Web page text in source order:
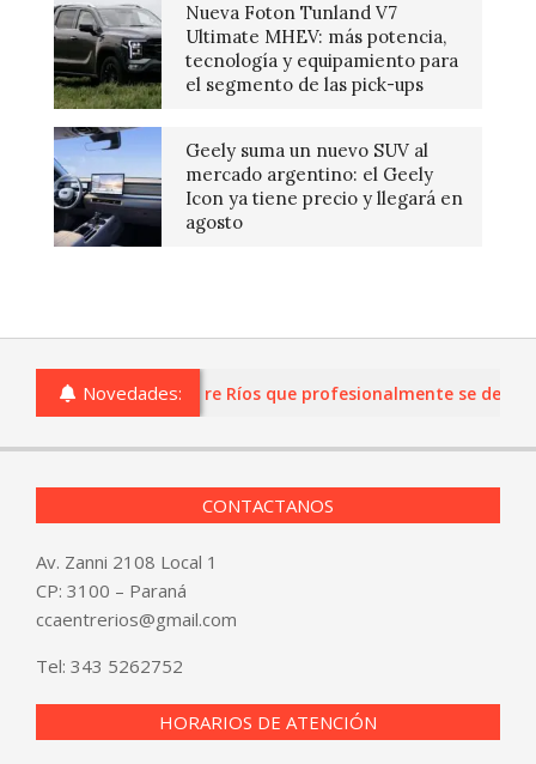
Nueva Foton Tunland V7
Ultimate MHEV: más potencia,
tecnología y equipamiento para
el segmento de las pick-ups
Geely suma un nuevo SUV al
mercado argentino: el Geely
Icon ya tiene precio y llegará en
agosto
Novedades:
o comercios de Entre Ríos que profesionalmente se
CONTACTANOS
Av. Zanni 2108 Local 1
CP: 3100 – Paraná
ccaentrerios@gmail.com
Tel: 343 5262752
HORARIOS DE ATENCIÓN